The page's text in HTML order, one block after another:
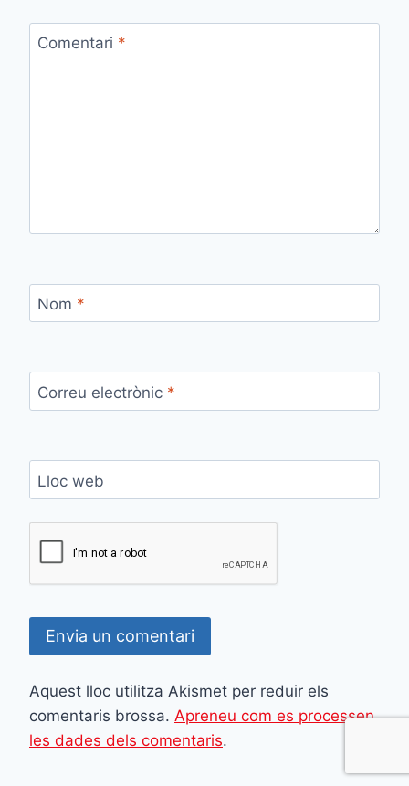
Comentari *
Nom *
Correu electrònic *
Lloc web
Aquest lloc utilitza Akismet per reduir els
comentaris brossa. Apreneu com es processen
les dades dels comentaris.